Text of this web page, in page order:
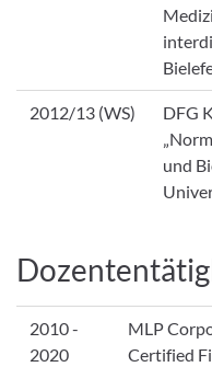
2012/13 (WS)
DFG
und
2010 -
2020
MLP
Certified